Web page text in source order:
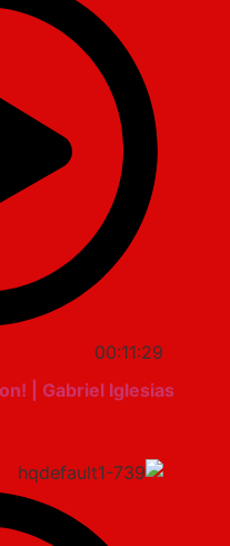
00:11:29
Houston! | Gabriel Iglesias